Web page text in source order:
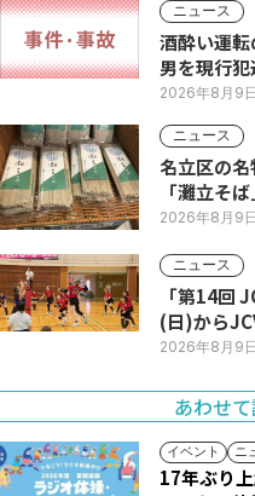
ニュース
酒酔い運
男を現行犯
2026年8月9日
ニュース
名立区の
「灘立そ
2026年8月9日
ニュース
「第14回
(日)から
2026年8月9日
あわせ
イベント ニ
17年ぶり